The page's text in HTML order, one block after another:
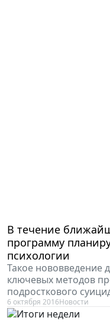
В течение
программу
психологии
Такое нововведение
ключевых методов
подросткового
6 октября 2016Новости